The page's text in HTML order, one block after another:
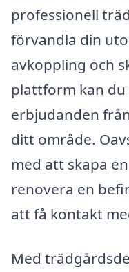
professionell
förvandla din
avkoppling och
plattform kan
erbjudanden
ditt område.
med att skapa
renovera en
att få kontakt
Med